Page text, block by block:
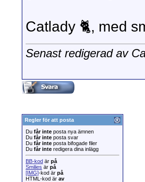
Catlady 🐈, med
Senast redigerad av
Regler för att posta
Du får inte posta nya ämnen
Du får inte posta svar
Du får inte posta bifogade filer
Du får inte redigera dina inlägg
BB-kod är på
Smilies är på
[IMG]-kod är på
HTML-kod är av